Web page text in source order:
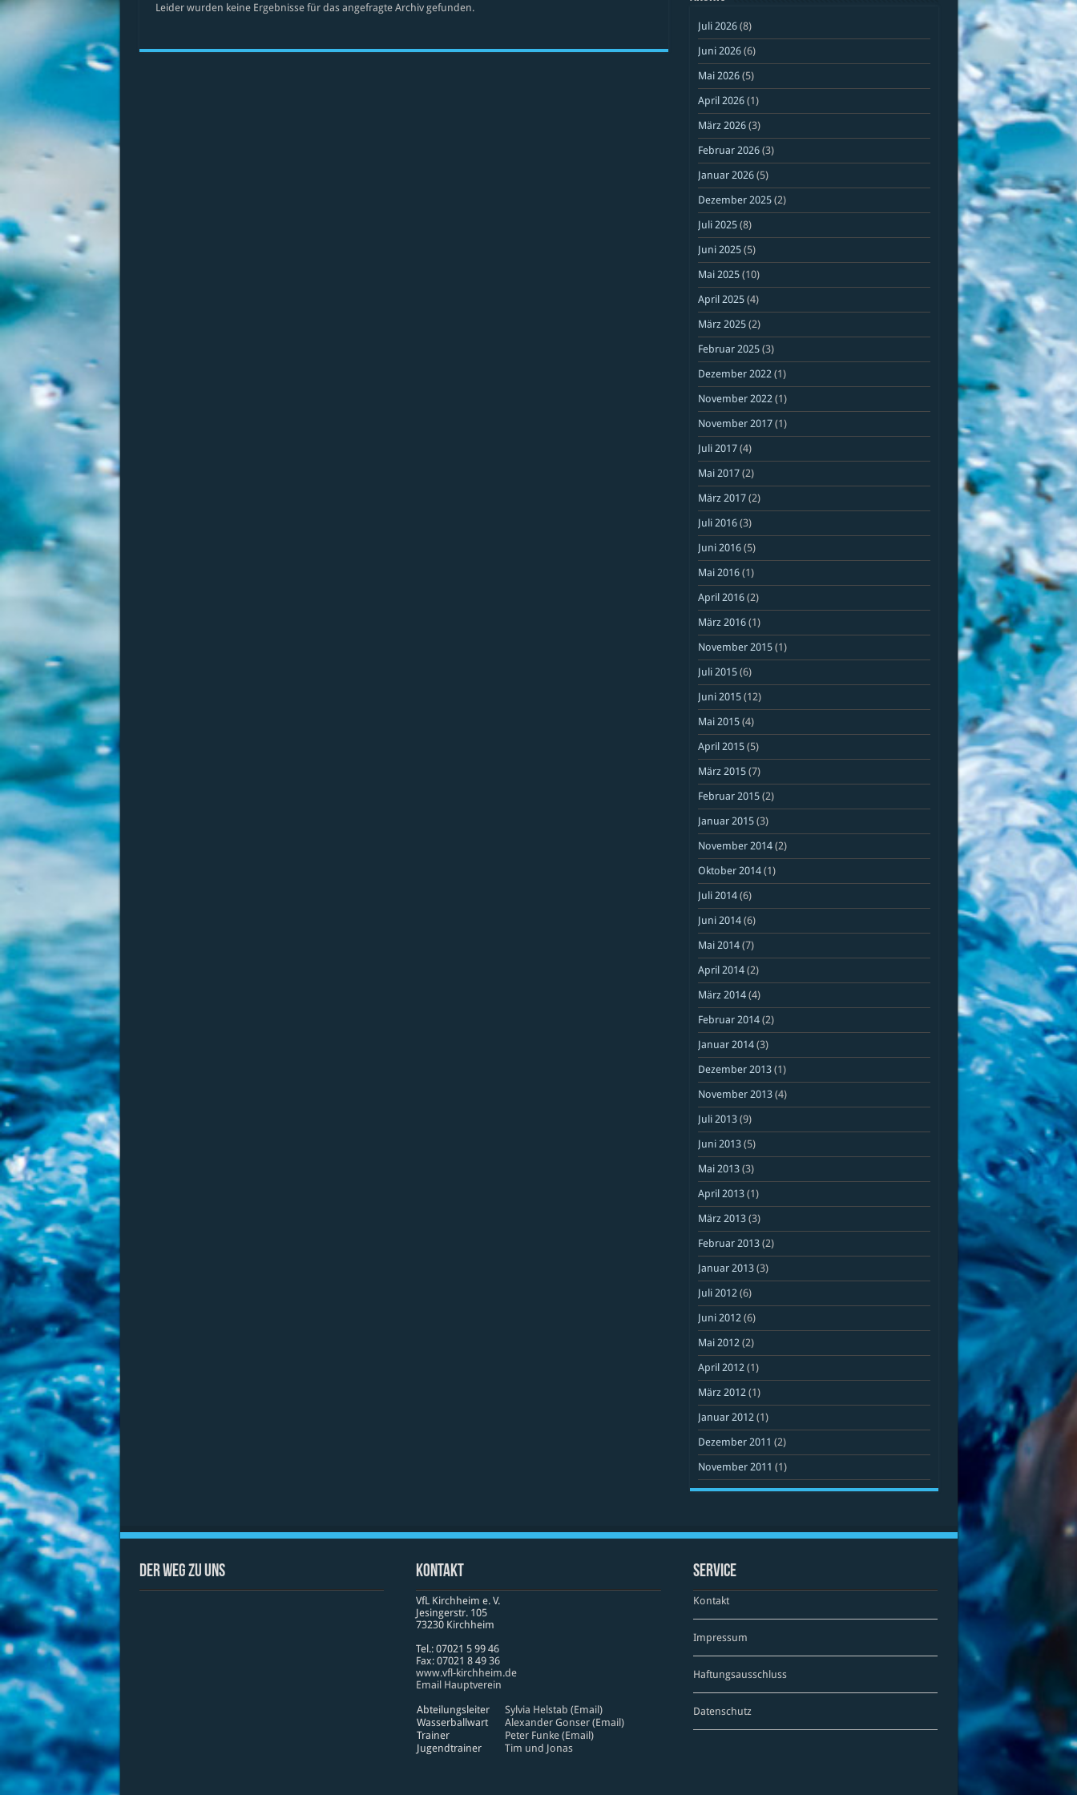
Leider wurden keine Ergebnisse für das angefragte Archiv gefunden.
Juli 2026(8)
Juni 2026(6)
Mai 2026(5)
April 2026(1)
März 2026(3)
Februar 2026(3)
Januar 2026(5)
Dezember 2025(2)
Juli 2025(8)
Juni 2025(5)
Mai 2025(10)
April 2025(4)
März 2025(2)
Februar 2025(3)
Dezember 2022(1)
November 2022(1)
November 2017(1)
Juli 2017(4)
Mai 2017(2)
März 2017(2)
Juli 2016(3)
Juni 2016(5)
Mai 2016(1)
April 2016(2)
März 2016(1)
November 2015(1)
Juli 2015(6)
Juni 2015(12)
Mai 2015(4)
April 2015(5)
März 2015(7)
Februar 2015(2)
Januar 2015(3)
November 2014(2)
Oktober 2014(1)
Juli 2014(6)
Juni 2014(6)
Mai 2014(7)
April 2014(2)
März 2014(4)
Februar 2014(2)
Januar 2014(3)
Dezember 2013(1)
November 2013(4)
Juli 2013(9)
Juni 2013(5)
Mai 2013(3)
April 2013(1)
März 2013(3)
Februar 2013(2)
Januar 2013(3)
Juli 2012(6)
Juni 2012(6)
Mai 2012(2)
April 2012(1)
März 2012(1)
Januar 2012(1)
Dezember 2011 (2)
November 2011 (1)
Der Weg zu uns Kontakt
VfL Kirchheim e. V.
Jesinger­str. 105
73230 Kirch­heim
Tel.: 07021 5 99 46
Fax: 07021 8 49 36
www​.vfl​-kirch​heim​.de
Email Hauptverein
Abteilungsleiter
Sylvia Helstab (Email)
Wasserballwart
Alexander Gonser (Email)
Trainer
Peter Funke (Email)
Jugendtrainer
Tim und Jonas
Service
Kontakt
Impressum
Haftungsausschluss
Datenschutz